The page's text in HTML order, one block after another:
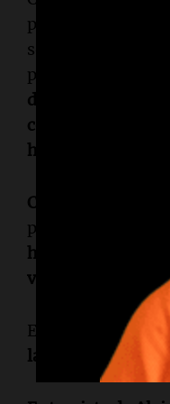
psicología
sobre la
por hombres.
distintos grupos
compañeros de
hacer una
Cupayolo
publicidades
hace falta
viral una
El psicólogo
largos,